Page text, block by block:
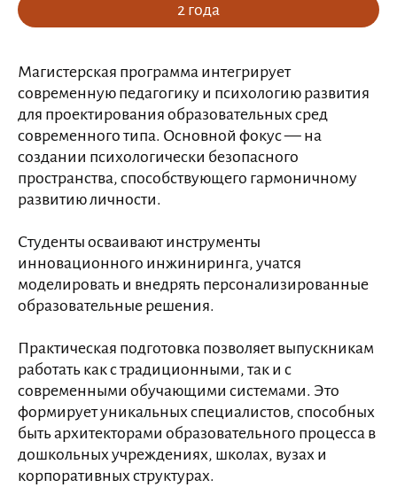
2 года
Магистерская программа интегрирует
современную педагогику и психологию развития
для проектирования образовательных сред
современного типа. Основной фокус — на
создании психологически безопасного
пространства, способствующего гармоничному
развитию личности.
Студенты осваивают инструменты
инновационного инжиниринга, учатся
моделировать и внедрять персонализированные
образовательные решения.
Практическая подготовка позволяет выпускникам
работать как с традиционными, так и с
современными обучающими системами. Это
формирует уникальных специалистов, способных
быть архитекторами образовательного процесса в
дошкольных учреждениях, школах, вузах и
корпоративных структурах.